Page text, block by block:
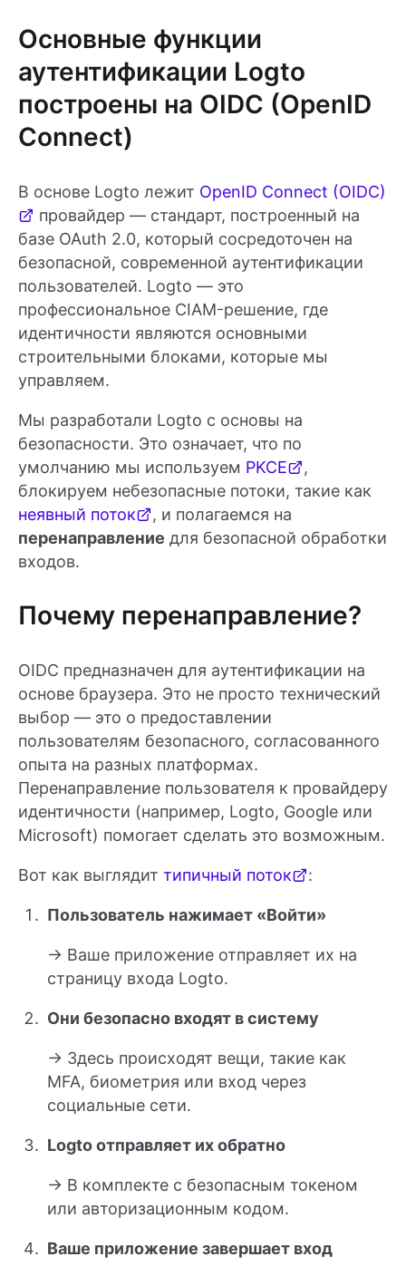
Основные функции
аутентификации Logto
построены на OIDC (OpenID
Connect)
В основе Logto лежит OpenID Connect (OIDC)
провайдер — стандарт, построенный на
базе OAuth 2.0, который сосредоточен на
безопасной, современной аутентификации
пользователей. Logto — это
профессиональное CIAM-решение, где
идентичности являются основными
строительными блоками, которые мы
управляем.
Мы разработали Logto с основы на
безопасности. Это означает, что по
умолчанию мы используем PKCE
,
блокируем небезопасные потоки, такие как
неявный поток
, и полагаемся на
перенаправление для безопасной обработки
входов.
Почему перенаправление?
OIDC предназначен для аутентификации на
основе браузера. Это не просто технический
выбор — это о предоставлении
пользователям безопасного, согласованного
опыта на разных платформах.
Перенаправление пользователя к провайдеру
идентичности (например, Logto, Google или
Microsoft) помогает сделать это возможным.
Вот как выглядит типичный поток :
Пользователь нажимает «Войти»
→ Ваше приложение отправляет их на
страницу входа Logto.
Они безопасно входят в систему
→ Здесь происходят вещи, такие как
MFA, биометрия или вход через
социальные сети.
Logto отправляет их обратно
→ В комплекте с безопасным токеном
или авторизационным кодом.
Ваше приложение завершает вход